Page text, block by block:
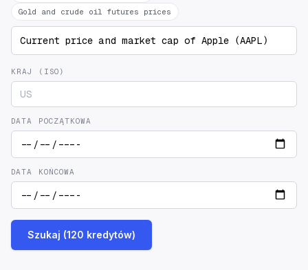
Gold and crude oil futures prices
KRAJ (ISO)
DATA POCZĄTKOWA
DATA KOŃCOWA
Szukaj (120 kredytów)